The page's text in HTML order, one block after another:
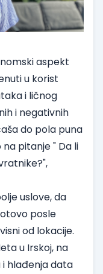
aspekt
u korist
i ličnog
i negativnih
do pola puna
pitanje " Da li
uslove, da
posle
od lokacije.
u Irskoj, na
hlađenja data